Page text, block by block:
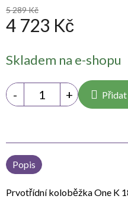
5 289 Kč
4 723 Kč
cena:
Skladem na e-shopu
Popis
Prvotřídní koloběžka One K